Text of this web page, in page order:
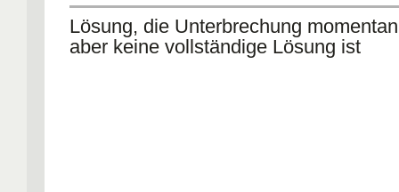
Lösung, die Unterbrechung
aber keine vollständige Lösung ist